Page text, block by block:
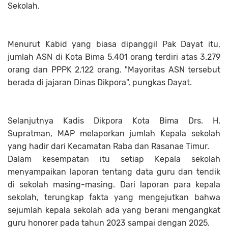
Sekolah.
Menurut Kabid yang biasa dipanggil Pak Dayat itu,
jumlah ASN di Kota Bima 5.401 orang terdiri atas 3.279
orang dan PPPK 2.122 orang. "Mayoritas ASN tersebut
berada di jajaran Dinas Dikpora", pungkas Dayat.
Selanjutnya Kadis Dikpora Kota Bima Drs. H.
Supratman, MAP melaporkan jumlah Kepala sekolah
yang hadir dari Kecamatan Raba dan Rasanae Timur.
Dalam kesempatan itu setiap Kepala sekolah
menyampaikan laporan tentang data guru dan tendik
di sekolah masing-masing. Dari laporan para kepala
sekolah, terungkap fakta yang mengejutkan bahwa
sejumlah kepala sekolah ada yang berani mengangkat
guru honorer pada tahun 2023 sampai dengan 2025.